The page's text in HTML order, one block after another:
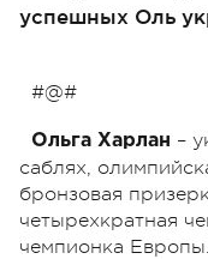
успешных Оль
#@#
Ольга Харлан –
саблях,
бронзовая
четырехкратная
чемпионка Европы.